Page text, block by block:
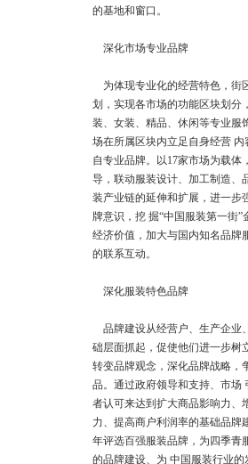
的基地和窗口。
深化市场专业品牌
为体现专业化的经营特色，街
划，实现各市场的功能区块划分
装、女装、精品、休闲等专业服
场在所属区块内立足自身经营 内
自专业品牌。以17家市场为载体
导，联动服装设计、加工制造、
装产业链的延伸和扩展，进一步
牌意识，挖 掘“中国服装第一街”
经济价值，加大与国内知名品牌
的联系互动。
深化服装特色品牌
品牌建设从经营户、生产企业
础层面抓起，促使他们进一步树
转变品牌观念，深化品牌战略，
品。通过政府领导和支持、市场
者认可来达到扩大商品影响力、
力、提高商户利润率的基础品牌
年评选百强服装品牌，为四季青
的品牌建设、为 中国服装行业的